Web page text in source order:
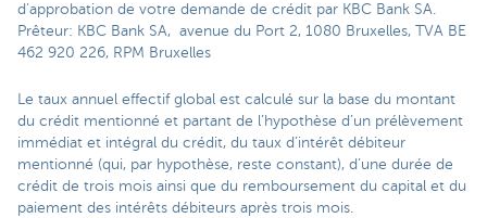
d’approbation de votre demande de crédit par KBC Bank SA.
Prêteur: KBC Bank SA, avenue du Port 2, 1080 Bruxelles, TVA BE
462 920 226, RPM Bruxelles
Le taux annuel effectif global est calculé sur la base du montant
du crédit mentionné et partant de l’hypothèse d’un prélèvement
immédiat et intégral du crédit, du taux d’intérêt débiteur
mentionné (qui, par hypothèse, reste constant), d’une durée de
crédit de trois mois ainsi que du remboursement du capital et du
paiement des intérêts débiteurs après trois mois.